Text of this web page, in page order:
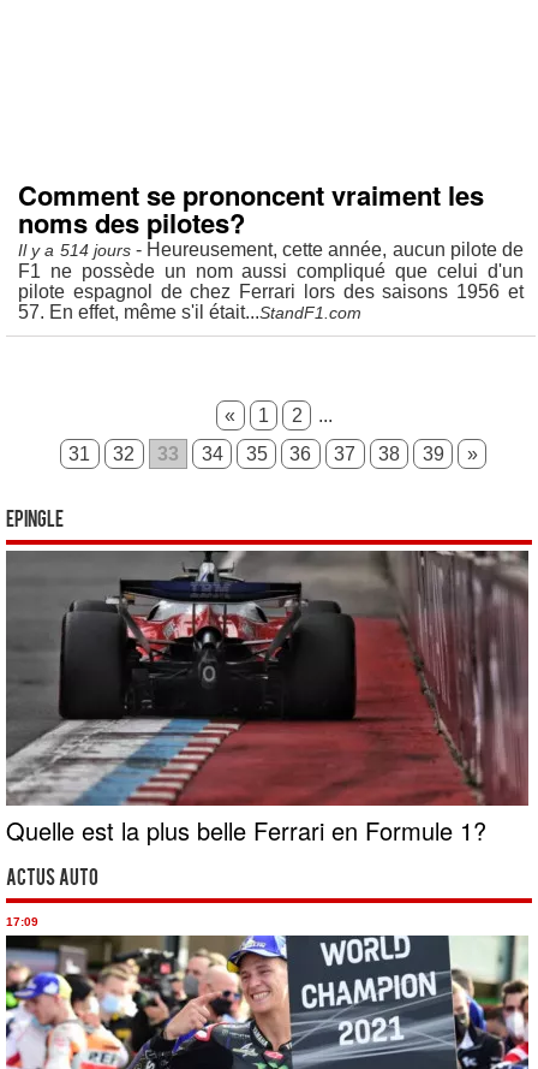
Comment se prononcent vraiment les
noms des pilotes?
Il y a 514 jours- Heureusement, cette année, aucun pilote de
F1 ne possède un nom aussi compliqué que celui d'un
pilote espagnol de chez Ferrari lors des saisons 1956 et
57. En effet, même s'il était...StandF1.com
« 1 2
...
31
32 33 34 35 36 37 38 39 »
Epingle
Quelle est la plus belle Ferrari en Formule 1?
Actus Auto
17:09